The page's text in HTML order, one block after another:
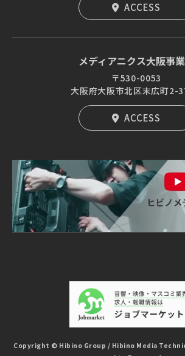
ACCESS
メディアニクス大阪事
〒530-0053
大阪府大阪市北区末広町2-
ACCESS
Copyright © Hibino Group / Hibino Media